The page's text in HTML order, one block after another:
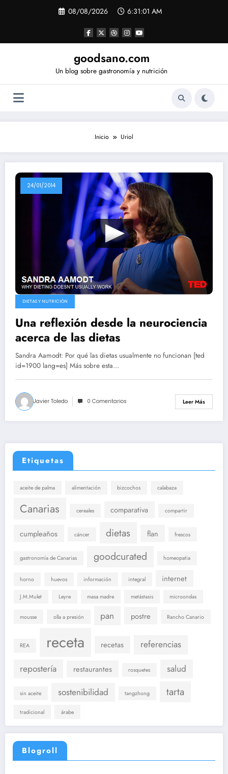
08/08/2026 6:31:01 AM
goodsano.com
Un blog sobre gastronomía y nutrición
Inicio Uriol
24/01/2014
DIETAS Y NUTRICIÓN
Una reflexión desde la neurociencia
acerca de las dietas
Sandra Aamodt: Por qué las dietas usualmente no funcionan [ted
id=1900 lang=es] Más sobre esta…
Javier Toledo 0 Comentarios Leer Más
Etiquetas
aceite de palma alimentación bizcochos calabaza
Canarias cereales comparativa compartir
cumpleaños cáncer dietas flan frescos
gastronomía de Canarias goodcurated homeopatia
horno huevos información integral internet
J.M.Mulet Leyre masa madre metástasis microondas
mousse olla a presión pan postre Rancho Canario
REA receta recetas
referencias
repostería
restaurantes rosquetes salud
sin aceite sostenibilidad tangzhong tarta
tradicional árabe
Blogroll